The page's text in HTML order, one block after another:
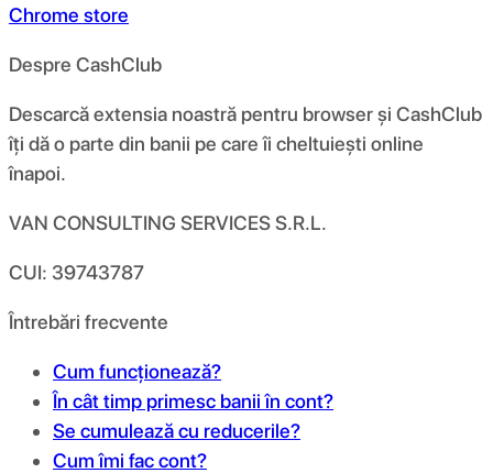
Chrome store
Despre CashClub
Descarcă extensia noastră pentru browser și CashClub
îți dă o parte din banii pe care îi cheltuiești online
înapoi.
VAN CONSULTING SERVICES S.R.L.
CUI: 39743787
Întrebări frecvente
Cum funcționează?
În cât timp primesc banii în cont?
Se cumulează cu reducerile?
Cum îmi fac cont?